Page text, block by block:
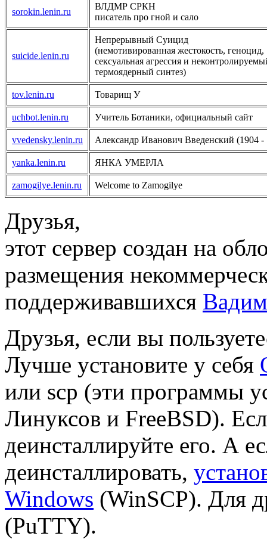
sorokin.lenin.ru
ВЛДМР СРКН
писатель про гной и сало
suicide.lenin.ru
Непрерывный Суицид
(немотивированная жестокость, геноцид,
сексуальная агрессия и
термоядерный синтез)
tov.lenin.ru Товарищ У
uchbot.lenin.ru Учитель Ботаники, официальный сайт
vvedensky.lenin.ru Александр Иванович Введенский (1904 -
yanka.lenin.ru ЯНКА УМЕРЛА
zamogilye.lenin.ru Welcome to Zamogilye
Друзья,
этот сервер создан на
размещения
поддерживавшихся
Друзья, если вы
Лучше установите у себя
или scp (эти программы
Линуксов и FreeBSD).
деинсталлируйте его. А
деинсталлировать,
Windows (WinSCP). Для
(PuTTY).